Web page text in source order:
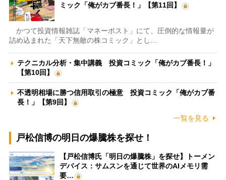
ミック「俺がカブ番長！」【第11回】
かつて投資情報雑誌「マネーポスト」にて、圧倒的な情報量が
詰め込まれた「天下無敵の株コミック」とし…
テクニカル分析・集中講義 投資コミック「俺がカブ番長！」
【第10回】
不透明相場に勝つ信用取引の極意 投資コミック「俺がカブ番
長！」【第9回】
一覧を見る
戸松信博の明日の爆騰株を探せ！
【戸松信博氏「明日の爆騰株」を探せ】トーメン
デバイス：サムスンを通じて世界のAIメモリ需
要…